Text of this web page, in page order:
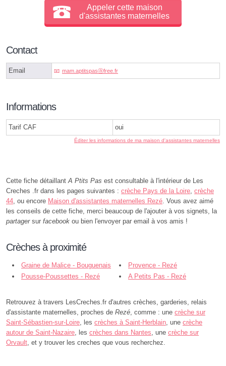
Appeler cette maison
d'assistantes maternelles
Contact
Email mam.aptitspasⓐfree.fr
Informations
Tarif CAF oui
Éditer les informations de ma maison d'assistantes maternelles
Cette fiche détaillantA Ptits Pas est consultable à l'intérieur de Les
Creches .fr dans les pages suivantes : crèche Pays de la Loire, crèche
44, ou encore Maison d'assistantes maternelles Rezé. Vous avez aimé
les conseils de cette fiche, merci beaucoup de l'ajouter à vos signets, la
partagersur facebook ou bien l'envoyer par email à vos amis !
Crèches à proximité
Graine de Malice - Bouguenais
Provence - Rezé
Pousse-Poussettes - Rezé
A Petits Pas - Rezé
Retrouvez à travers LesCreches.fr d'autres crèches, garderies, relais
d'assistante maternelles, proches de Rezé, comme : une crèche sur
Saint-Sébastien-sur-Loire, les crèches à Saint-Herblain, une crèche
autour de Saint-Nazaire, les crèches dans Nantes, une crèche sur
Orvault, et y trouver les creches que vous recherchez.